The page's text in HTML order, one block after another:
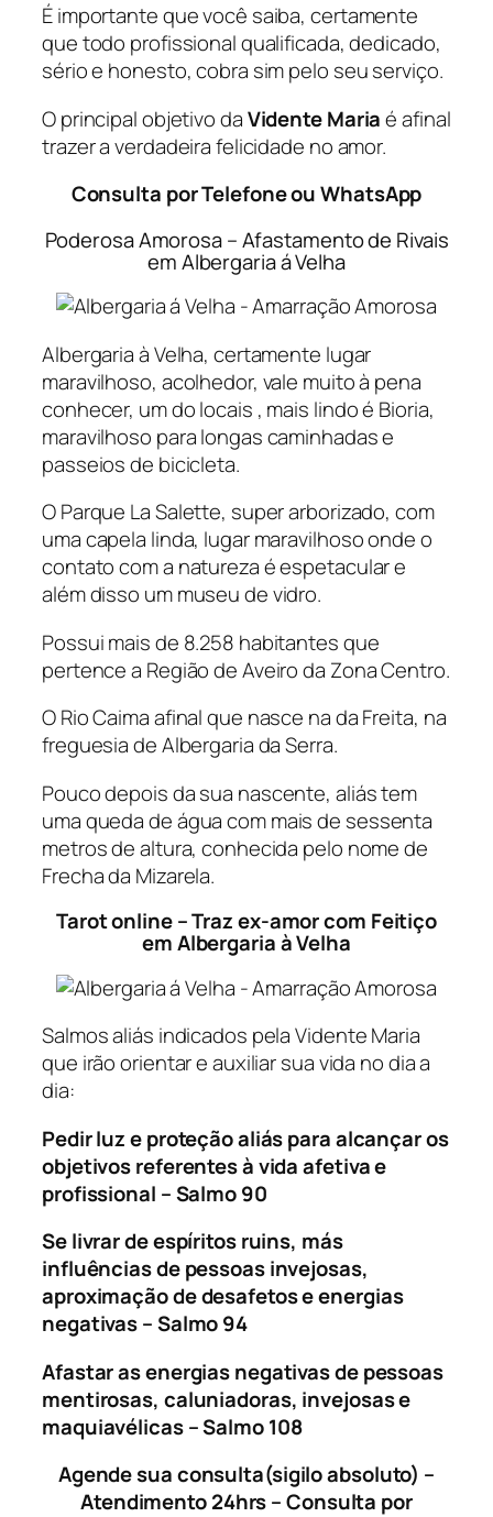
É importante que você saiba, certamente
que todo profissional qualificada, dedicado,
sério e honesto, cobra sim pelo seu serviço.
O principal objetivo daVidente Mariaé afinal
trazer a verdadeira felicidade no amor.
Consulta por Telefone ou WhatsApp
Poderosa Amorosa – Afastamento de Rivais
em Albergaria á Velha
Albergaria à Velha, certamente lugar
maravilhoso, acolhedor, vale muito à pena
conhecer, um do locais , mais lindo é Bioria,
maravilhoso para longas caminhadas e
passeios de bicicleta.
O Parque La Salette, super arborizado, com
uma capela linda, lugar maravilhoso onde o
contato com a natureza é espetacular e
além disso um museu de vidro.
Possui mais de 8.258 habitantes que
pertence a Região de Aveiro da Zona Centro.
O Rio Caima afinal que nasce na da Freita, na
freguesia de Albergaria da Serra.
Pouco depois da sua nascente, aliás tem
uma queda de água com mais de sessenta
metros de altura, conhecida pelo nome de
Frecha da Mizarela.
Tarot online – Traz ex-amor com Feitiço
em Albergaria à Velha
Salmos aliás indicados pela Vidente Maria
que irão orientar e auxiliar sua vida no dia a
dia:
Pedir luz e proteção aliás para alcançar os
objetivos referentes à vida afetiva e
profissional – Salmo 90
Se livrar de espíritos ruins, más
influências de pessoas invejosas,
aproximação de desafetos e energias
negativas – Salmo 94
Afastar as energias negativas de pessoas
mentirosas, caluniadoras, invejosas e
maquiavélicas – Salmo 108
Agende sua consulta(sigilo absoluto) –
Atendimento 24hrs – Consulta por